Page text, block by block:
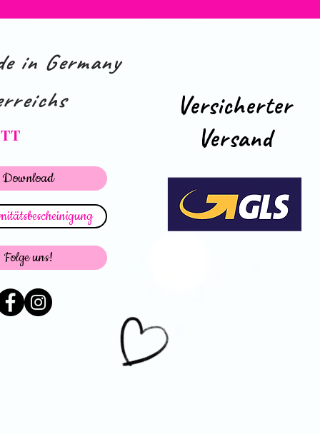
in Germany
Download
Folge uns!
Versicherter
Versand